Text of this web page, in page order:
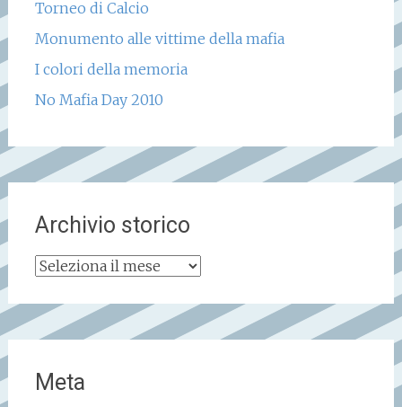
Torneo di Calcio
Monumento alle vittime della mafia
I colori della memoria
No Mafia Day 2010
Archivio storico
Archivio
Meta